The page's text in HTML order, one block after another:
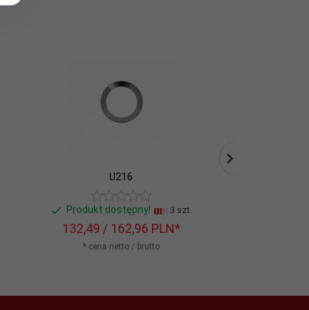
U216
Produkt dostępny! 3 szt.
132,49 / 162,96 PLN*
* cena netto / brutto